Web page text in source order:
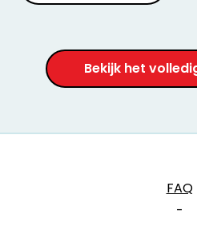
Bekijk het
FAQ
-